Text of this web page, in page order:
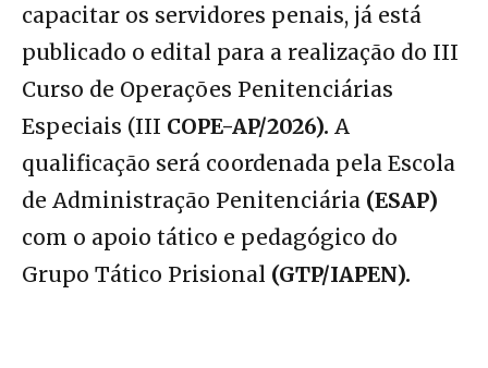
capacitar os servidores penais, já está
publicado o edital para a realização do III
Curso de Operações Penitenciárias
Especiais (III COPE-AP/2026). A
qualificação será coordenada pela Escola
de Administração Penitenciária (ESAP)
com o apoio tático e pedagógico do
Grupo Tático Prisional (GTP/IAPEN).